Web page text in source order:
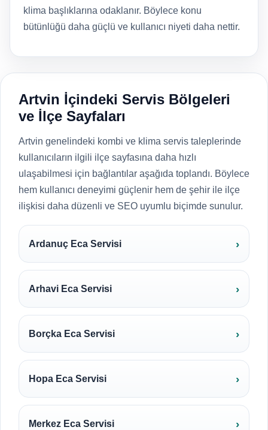
klima başlıklarına odaklanır. Böylece konu
bütünlüğü daha güçlü ve kullanıcı niyeti daha nettir.
Artvin İçindeki Servis Bölgeleri
ve İlçe Sayfaları
Artvin genelindeki kombi ve klima servis taleplerinde
kullanıcıların ilgili ilçe sayfasına daha hızlı
ulaşabilmesi için bağlantılar aşağıda toplandı. Böylece
hem kullanıcı deneyimi güçlenir hem de şehir ile ilçe
ilişkisi daha düzenli ve SEO uyumlu biçimde sunulur.
Ardanuç Eca Servisi
Arhavi Eca Servisi
Borçka Eca Servisi
Hopa Eca Servisi
Merkez Eca Servisi